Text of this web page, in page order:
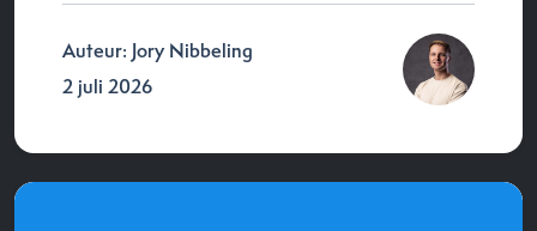
Auteur: Jory Nibbeling
2 juli 2026